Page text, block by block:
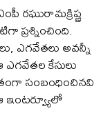
రఘురామక్రిష్ణ
ప్రశ్నించింది.
ఎగవేతలు అవన్నీ
కేసులు
సంబంధించినవి
ఇంటర్వ్యూలో